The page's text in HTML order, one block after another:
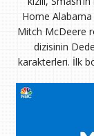
Home
Mitch McDeere
dizisinin
karakterleri. İlk